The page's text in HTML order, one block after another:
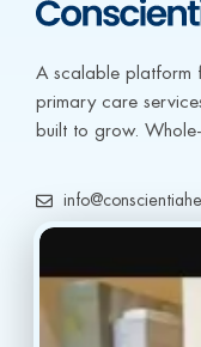
A scalable platform
primary care
built to grow.
(917) 477-6852